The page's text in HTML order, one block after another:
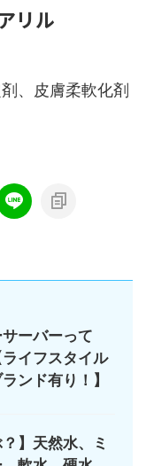
リル
、皮膚柔軟化剤
ーバーって
イフスタイル
ンド有り！】
】天然水、ミ